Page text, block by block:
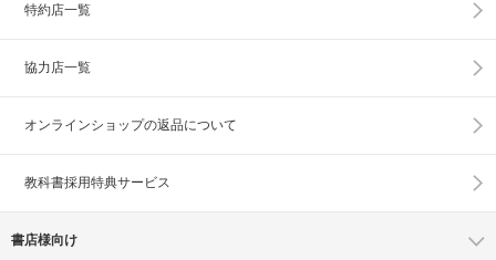
特約店一覧
協力店一覧
オンラインショップの返品について
教科書採用特典サービス
書店様向け